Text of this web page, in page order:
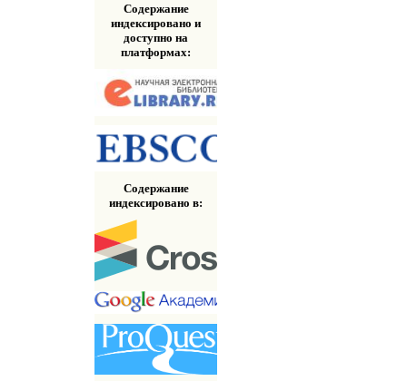
Содержание
индексировано и
доступно на
платформах:
Содержание
индексировано в: